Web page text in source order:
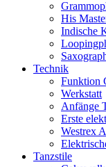
His
Indische
Technik
Funktion
Werkstatt
Anfänge
Erste
Westrex
Tanzstile